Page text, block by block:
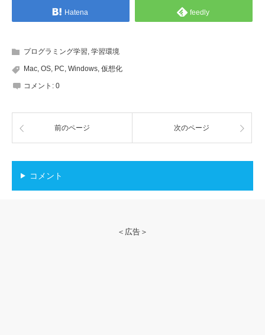
Hatena feedly
プログラミング学習 学習環境
Mac OS PC Windows 仮想化
コメント: 0
前のページ 次のページ
コメント